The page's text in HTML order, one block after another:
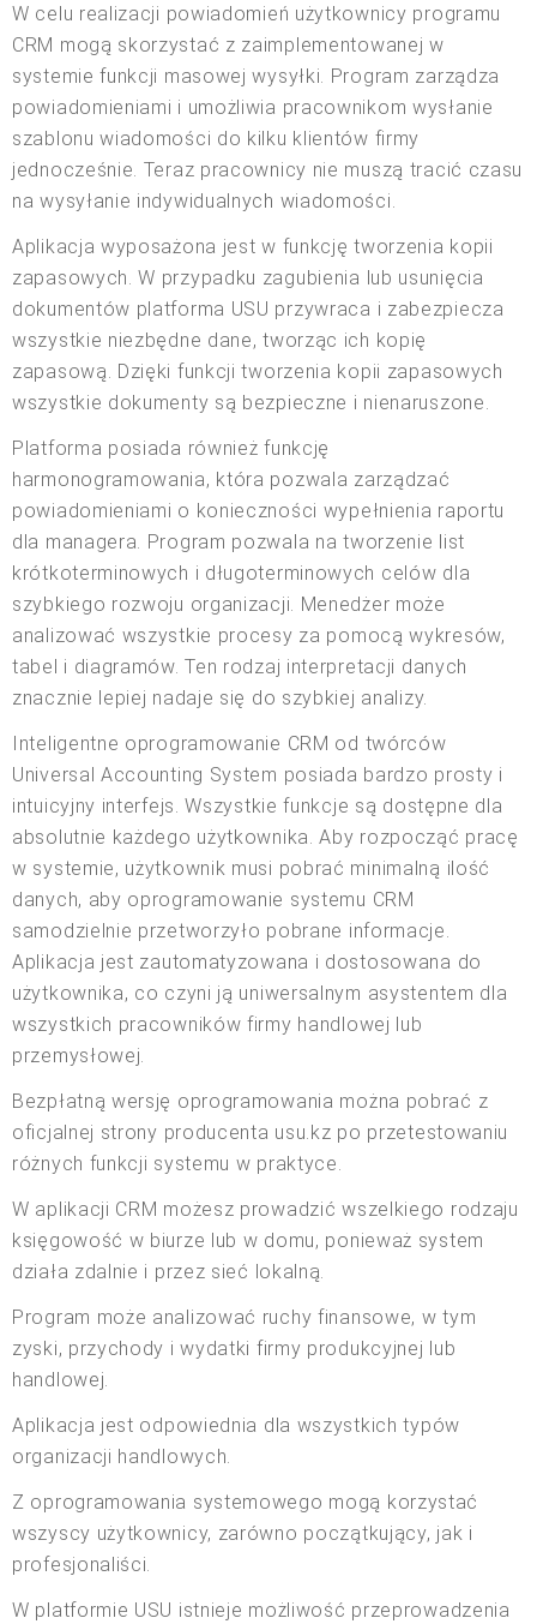
W celu realizacji powiadomień użytkownicy programu
CRM mogą skorzystać z zaimplementowanej w
systemie funkcji masowej wysyłki. Program zarządza
powiadomieniami i umożliwia pracownikom wysłanie
szablonu wiadomości do kilku klientów firmy
jednocześnie. Teraz pracownicy nie muszą tracić czasu
na wysyłanie indywidualnych wiadomości.
Aplikacja wyposażona jest w funkcję tworzenia kopii
zapasowych. W przypadku zagubienia lub usunięcia
dokumentów platforma USU przywraca i zabezpiecza
wszystkie niezbędne dane, tworząc ich kopię
zapasową. Dzięki funkcji tworzenia kopii zapasowych
wszystkie dokumenty są bezpieczne i nienaruszone.
Platforma posiada również funkcję
harmonogramowania, która pozwala zarządzać
powiadomieniami o konieczności wypełnienia raportu
dla managera. Program pozwala na tworzenie list
krótkoterminowych i długoterminowych celów dla
szybkiego rozwoju organizacji. Menedżer może
analizować wszystkie procesy za pomocą wykresów,
tabel i diagramów. Ten rodzaj interpretacji danych
znacznie lepiej nadaje się do szybkiej analizy.
Inteligentne oprogramowanie CRM od twórców
Universal Accounting System posiada bardzo prosty i
intuicyjny interfejs. Wszystkie funkcje są dostępne dla
absolutnie każdego użytkownika. Aby rozpocząć pracę
w systemie, użytkownik musi pobrać minimalną ilość
danych, aby oprogramowanie systemu CRM
samodzielnie przetworzyło pobrane informacje.
Aplikacja jest zautomatyzowana i dostosowana do
użytkownika, co czyni ją uniwersalnym asystentem dla
wszystkich pracowników firmy handlowej lub
przemysłowej.
Bezpłatną wersję oprogramowania można pobrać z
oficjalnej strony producenta usu.kz po przetestowaniu
różnych funkcji systemu w praktyce.
W aplikacji CRM możesz prowadzić wszelkiego rodzaju
księgowość w biurze lub w domu, ponieważ system
działa zdalnie i przez sieć lokalną.
Program może analizować ruchy finansowe, w tym
zyski, przychody i wydatki firmy produkcyjnej lub
handlowej.
Aplikacja jest odpowiednia dla wszystkich typów
organizacji handlowych.
Z oprogramowania systemowego mogą korzystać
wszyscy użytkownicy, zarówno początkujący, jak i
profesjonaliści.
W platformie USU istnieje możliwość przeprowadzenia